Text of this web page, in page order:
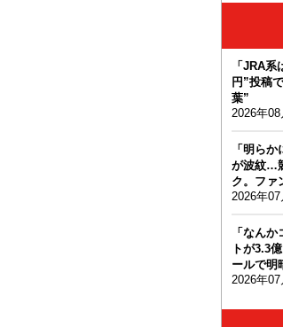
「JRA
円”投稿
葉”
2026年08
「明ら
が波紋…
ク。ファ
2026年07
「なん
トが3.3
ールで明
2026年07